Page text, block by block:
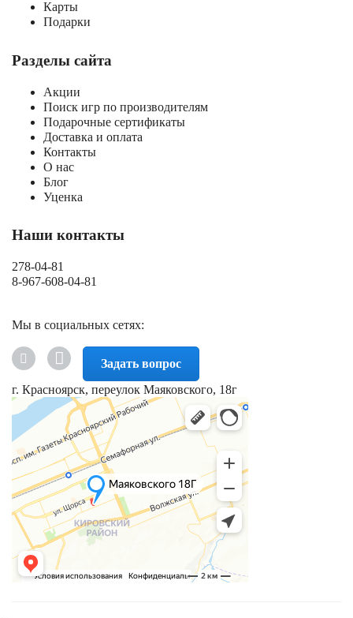
Карты
Подарки
Разделы сайта
Акции
Поиск игр по производителям
Подарочные сертификаты
Доставка и оплата
Контакты
О нас
Блог
Уценка
Наши контакты
278-04-81
8-967-608-04-81
Мы в социальных сетях:
Задать вопрос
г. Красноярск, переулок Маяковского, 18г